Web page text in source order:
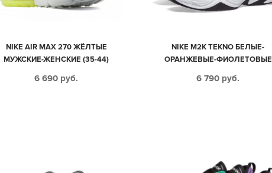
NIKE AIR MAX 270 ЖЁЛТЫЕ
МУЖСКИЕ-ЖЕНСКИЕ (35-44)
6 690 руб.
NIKE M2K TEKNO БЕЛЫЕ-
ОРАНЖЕВЫЕ-ФИОЛЕТОВЫЕ
6 790 руб.